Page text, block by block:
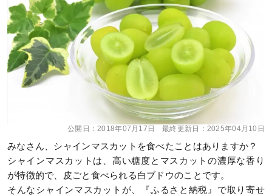
公開日：2018年07月17日 最終更新日： 2025年04月10日
みなさん、シャインマスカットを食べたことはありますか？
シャインマスカットは、高い糖度とマスカットの濃厚な香り
が特徴的で、皮ごと食べられる白ブドウのことです。
そんなシャインマスカットが、『ふるさと納税』で取り寄せ